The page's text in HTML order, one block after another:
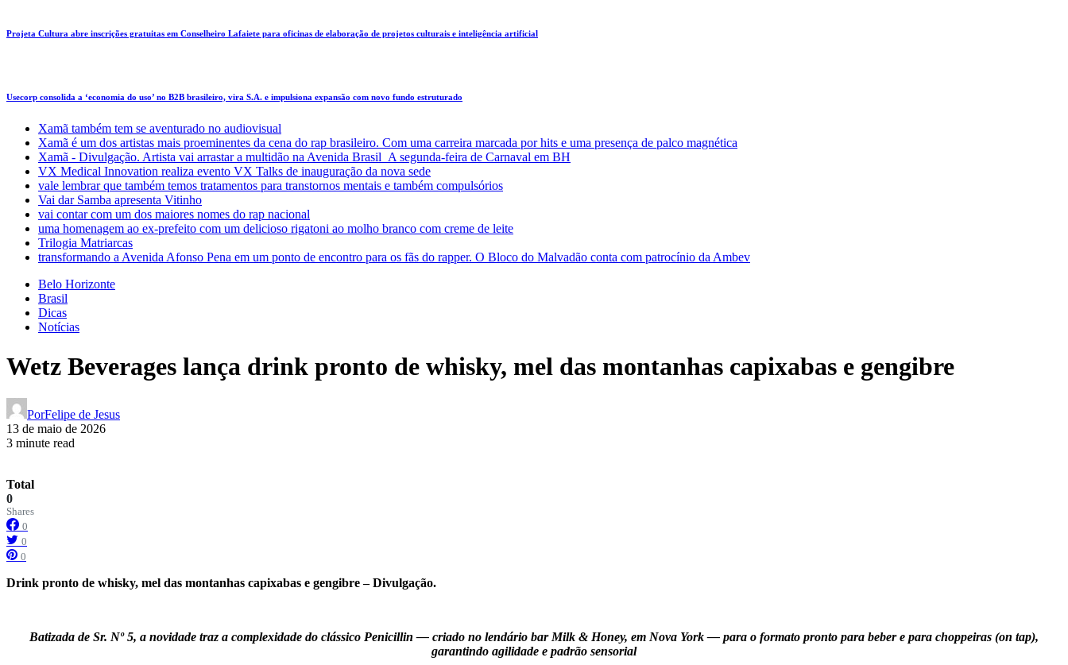
Projeta Cultura abre inscrições gratuitas em Conselheiro Lafaiete para oficinas de elaboração de projetos culturais e inteligência artificial
Usecorp consolida a ‘economia do uso’ no B2B brasileiro, vira S.A. e impulsiona expansão com novo fundo estruturado
Xamã também tem se aventurado no audiovisual
Xamã é um dos artistas mais proeminentes da cena do rap brasileiro. Com uma carreira marcada por hits e uma presença de palco magnética
Xamã - Divulgação. Artista vai arrastar a multidão na Avenida Brasil A segunda-feira de Carnaval em BH
VX Medical Innovation realiza evento VX Talks de inauguração da nova sede
vale lembrar que também temos tratamentos para transtornos mentais e também compulsórios
Vai dar Samba apresenta Vitinho
vai contar com um dos maiores nomes do rap nacional
uma homenagem ao ex-prefeito com um delicioso rigatoni ao molho branco com creme de leite
Trilogia Matriarcas
transformando a Avenida Afonso Pena em um ponto de encontro para os fãs do rapper. O Bloco do Malvadão conta com patrocínio da Ambev
Belo Horizonte
Brasil
Dicas
Notícias
Wetz Beverages lança drink pronto de whisky, mel das montanhas capixabas e gengibre
PorFelipe de Jesus
13 de maio de 2026
3 minute read
Total
0
Shares
0
0
0
Drink pronto de whisky, mel das montanhas capixabas e gengibre – Divulgação.
Batizada de Sr. Nº 5, a novidade traz a complexidade do clássico Penicillin — criado no lendário bar Milk & Honey, em Nova York — para o formato pronto para beber e para choppeiras (on tap),
garantindo agilidade e padrão sensorial